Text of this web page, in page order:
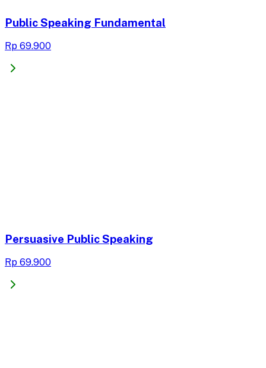
Public Speaking Fundamental
Rp 69.900
Persuasive Public Speaking
Rp 69.900